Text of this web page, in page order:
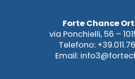
Forte Chance
via Ponchielli, 56 –
Telefono:
Email: